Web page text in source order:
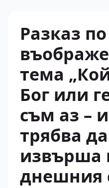
Разказ по
тема
Бог или
съм аз –
трябва да
извърша
днешния